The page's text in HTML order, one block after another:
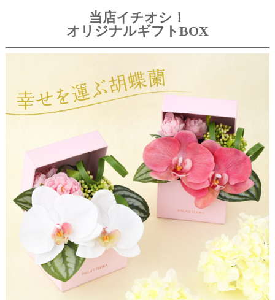
当店イチオシ！
オリジナルギフトBOX